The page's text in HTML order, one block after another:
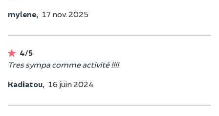
mylene, 17 nov. 2025
4/5
Tres sympa comme activité !!!!
Kadiatou, 16 juin 2024